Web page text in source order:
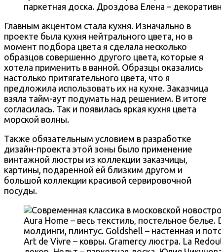
паркетная доска. Дроздова Елена –
Главным акцентом стала кухня. Изначально в
проекте была кухня нейтрального цвета, но в
момент подбора цвета я сделала несколько
образцов совершенно другого цвета, которые я
хотела применить в ванной. Образцы оказались
настолько притягательного цвета, что я
предложила использовать их на кухне. Заказчица
взяла тайм-аут подумать над решением. В итоге
согласилась. Так и появилась яркая кухня цвета
морской волны.
Также обязательным условием в разработке
дизайн-проекта этой зоны было применение
винтажной люстры из коллекции заказчицы,
картины, подаренной ей близким другом и
большой коллекции красивой сервировочной
посуды.
Aura Home – весь текстиль, постельное
молдинги, плинтус. Goldshell – настенная и
Art de Vivre – ковры. Gramercy люстра. La